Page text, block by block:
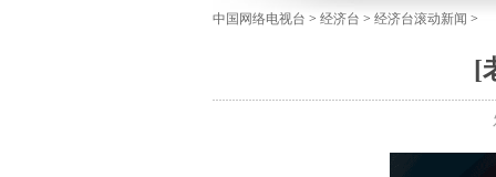
中国网络电视台 > 经济台 > 经济台滚动新闻 >
[